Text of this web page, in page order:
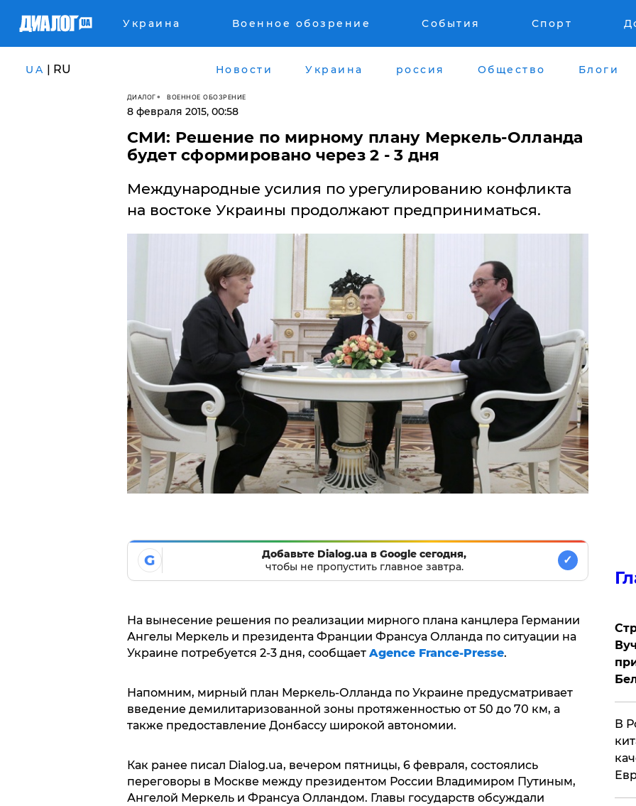
Украина Военное обозрение События Спорт
UA | RU Новости Украина россия Общество Блоги
ДИАЛОГ ВОЕННОЕ ОБОЗРЕНИЕ
8 февраля 2015, 00:58
СМИ: Решение по мирному плану Меркель-Олланда
будет сформировано через 2 - 3 дня
Международные усилия по урегулированию конфликта
на востоке Украины продолжают предприниматься.
G
Добавьте Dialog.ua в Google сегодня,
чтобы не пропустить главное завтра.
✓
На вынесение решения по реализации мирного плана канцлера Германии
Ангелы Меркель и президента Франции Франсуа Олланда по ситуации на
Украине потребуется 2-3 дня, сообщает Agence France-Presse.
Напомним, мирный план Меркель-Олланда по Украине предусматривает
введение демилитаризованной зоны протяженностью от 50 до 70 км, а
также предоставление Донбассу широкой автономии.
Как ранее писал Dialog.ua, вечером пятницы, 6 февраля, состоялись
переговоры в Москве между президентом России Владимиром Путиным,
Ангелой Меркель и Франсуа Олландом. Главы государств обсуждали
В